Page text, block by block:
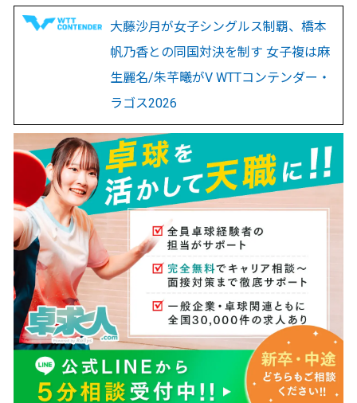
大藤沙月が女子シングルス制覇、橋本
帆乃香との同国対決を制す 女子複は麻
生麗名/朱芊曦がV WTTコンテンダー・
ラゴス2026